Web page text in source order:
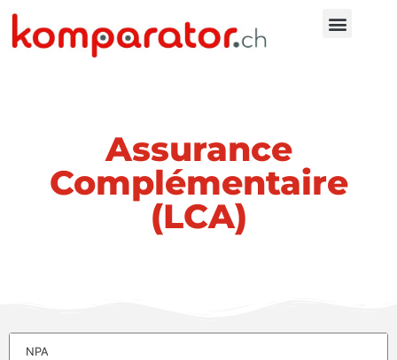
Assurance
Complémentaire
(LCA)
NPA